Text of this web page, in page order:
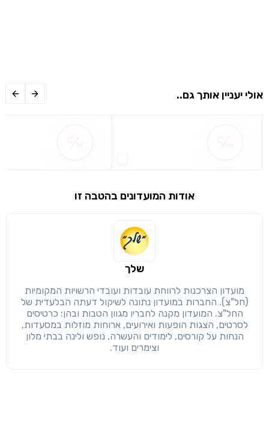
מימוש הטבה זו ניתן רק לחברי
הבנתי, המשך לאתר
אולי יעניין אותך גם..
אודות המועדונים בהטבה זו
שלך
מועדון הצרכנות לרווחת עובדות ועובדי הרשויות המקומיות
(חל"צ). החברות במועדון נתונה לשיקול דעתה הבלעדית של
החל"צ. המועדון מקנה לחבריו מגוון הטבות ובהן: כרטיסים
לסרטים, הצגות הופעות ואירועים, ארוחות מוזלות במסעדות,
הנחות על קורסים, לימודים והעשרה, נופש ולינה בבתי מלון
וצימרים ועוד.